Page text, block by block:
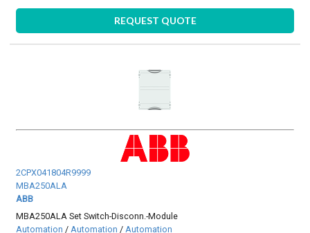
REQUEST QUOTE
2CPX041804R9999
MBA250ALA
ABB
MBA250ALA Set Switch-Disconn.-Module
Automation /Automation /Automation